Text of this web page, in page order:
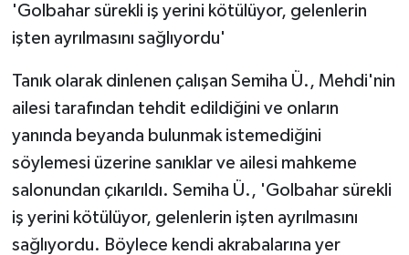
'Golbahar sürekli iş yerini kötülüyor, gelenlerin
işten ayrılmasını sağlıyordu'
Tanık olarak dinlenen çalışan Semiha Ü., Mehdi'nin
ailesi tarafından tehdit edildiğini ve onların
yanında beyanda bulunmak istemediğini
söylemesi üzerine sanıklar ve ailesi mahkeme
salonundan çıkarıldı. Semiha Ü., 'Golbahar sürekli
iş yerini kötülüyor, gelenlerin işten ayrılmasını
sağlıyordu. Böylece kendi akrabalarına yer